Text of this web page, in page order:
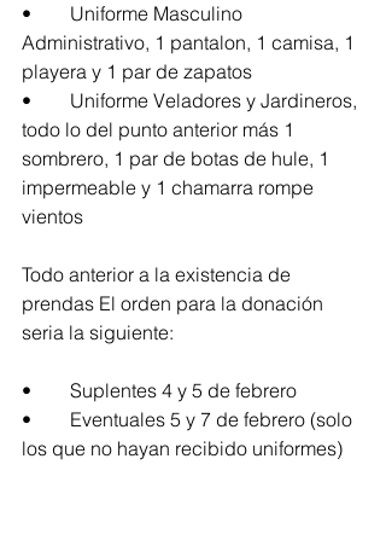
•	Uniforme Masculino
Administrativo, 1 pantalon, 1 camisa, 1
playera y 1 par de zapatos
•	Uniforme Veladores y Jardineros,
todo lo del punto anterior más 1
sombrero, 1 par de botas de hule, 1
impermeable y 1 chamarra rompe
vientos
Todo anterior a la existencia de
prendas El orden para la donación
seria la siguiente:
•	Suplentes 4 y 5 de febrero
•	Eventuales 5 y 7 de febrero (solo
los que no hayan recibido uniformes)